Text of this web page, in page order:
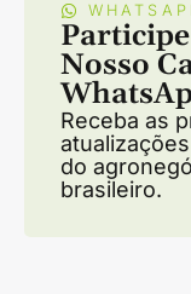
Nosso
Receba as
do
brasileiro.